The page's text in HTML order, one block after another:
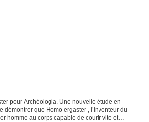
pour Archéologia. Une nouvelle étude en
démontrer que Homo ergaster , l’inventeur du
homme au corps capable de courir vite et